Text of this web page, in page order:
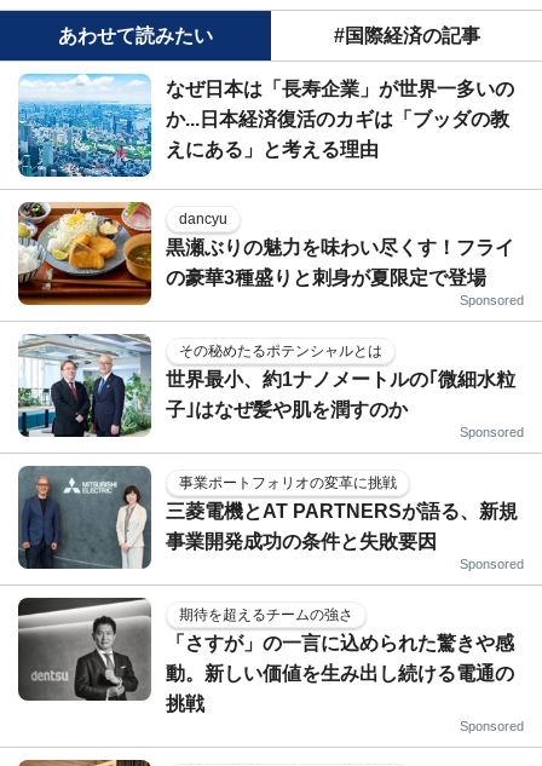
あわせて読みたい #国際経済の記事
なぜ日本は「長寿企業」が世界一多いの
か...日本経済復活のカギは「ブッダの教
えにある」と考える理由
dancyu
黒瀬ぶりの魅力を味わい尽くす！フライ
の豪華3種盛りと刺身が夏限定で登場
Sponsored
その秘めたるポテンシャルとは
世界最小、約1ナノメートルの｢微細水粒
子｣はなぜ髪や肌を潤すのか
Sponsored
事業ポートフォリオの変革に挑戦
三菱電機とAT PARTNERSが語る、新規
事業開発成功の条件と失敗要因
Sponsored
期待を超えるチームの強さ
「さすが」の一言に込められた驚きや感
動。新しい価値を生み出し続ける電通の
挑戦
Sponsored